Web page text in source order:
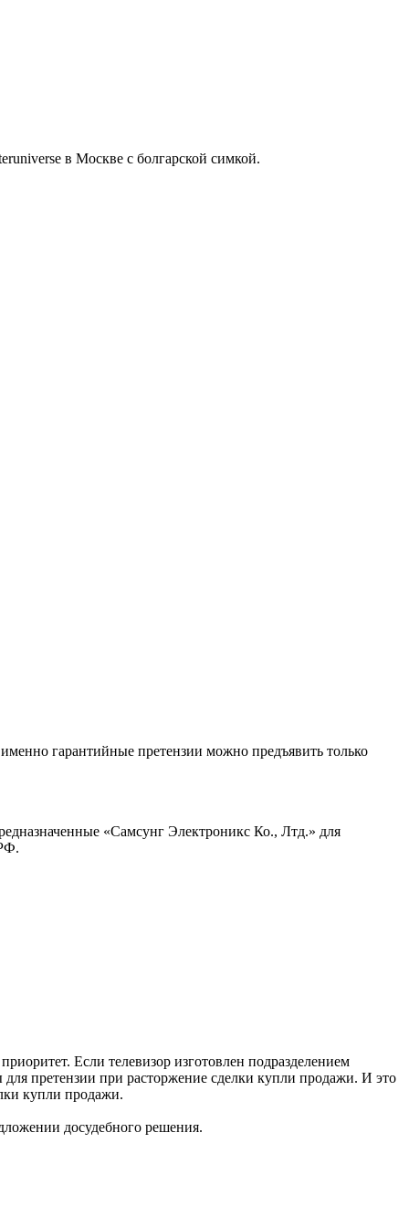
в Москве с болгарской симкой.
гарантийные претензии можно предъявить только
«Самсунг Электроникс Ко., Лтд.» для
Если телевизор изготовлен подразделением
претензии при расторжение сделки купли продажи. И это
купли продажи.
досудебного решения.